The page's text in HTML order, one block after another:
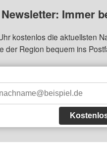
Immer
kostenlos die aktuellsten
der Region bequem ins